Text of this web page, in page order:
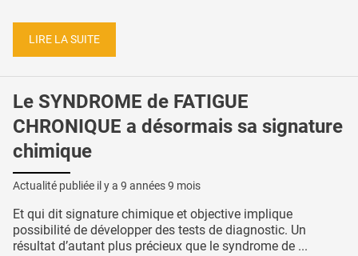
LIRE LA SUITE
Le SYNDROME de FATIGUE
CHRONIQUE a désormais sa signature
chimique
Actualité publiée il y a 9 années 9 mois
Et qui dit signature chimique et objective implique
possibilité de développer des tests de diagnostic. Un
résultat d’autant plus précieux que le syndrome de ...